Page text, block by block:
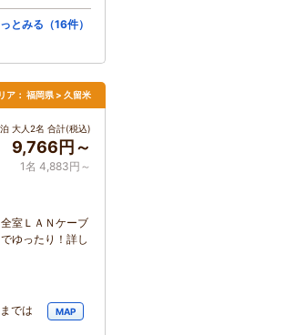
とみる（16件）
ア： 福岡県 > 久留米
大人2名 合計(税込)
9,766円～
1名 4,883円～
室ＬＡＮケーブ
ゆったり！詳し
では
MAP